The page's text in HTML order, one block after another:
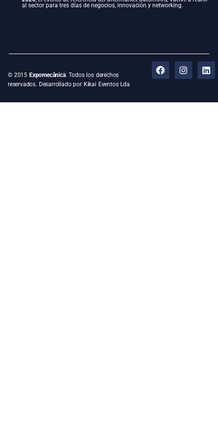
al sector para tres días de negocios, innovación y networking.
© 2015 Expomecânica. Todos los derechos
reservados. Desarrollado por Kikai Eventos Lda